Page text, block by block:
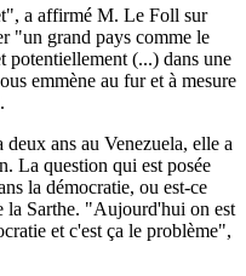
a affirmé M. Le Foll sur
"un grand pays comme le
potentiellement (...) dans une
emmène au fur et à mesure
ans au Venezuela, elle a
La question qui est posée
la démocratie, ou est-ce
la Sarthe. "Aujourd'hui on est
et c'est ça le problème",